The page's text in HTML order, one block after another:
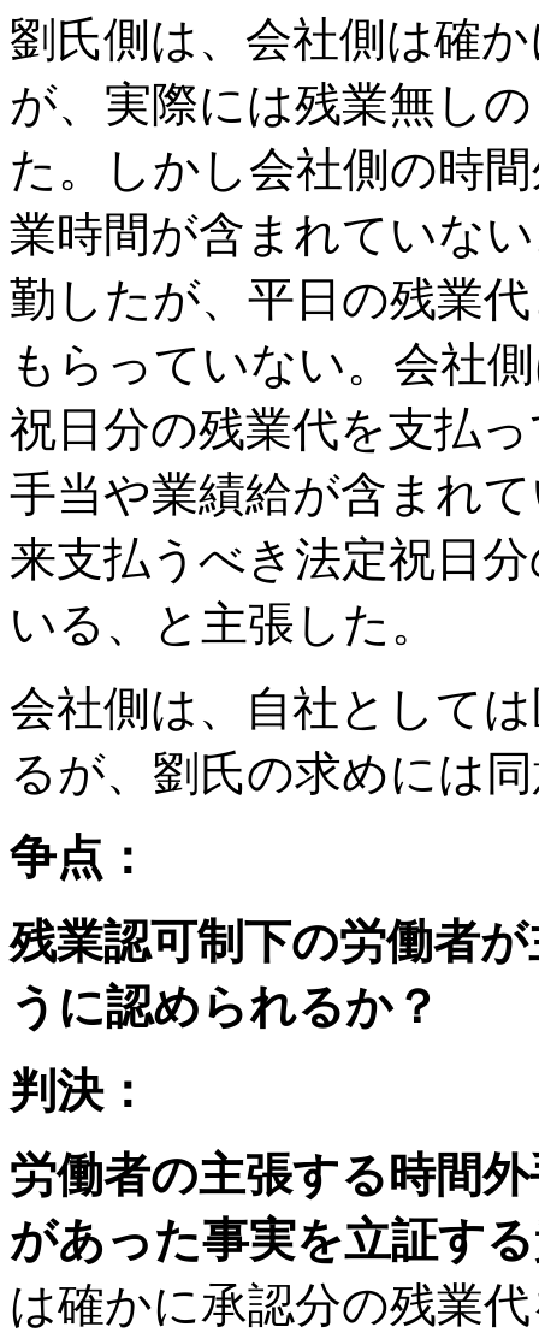
劉氏側は、会社側は確
が、実際には残業無し
た。しかし会社側の時
業時間が含まれていな
勤したが、平日の残業
もらっていない。会社
祝日分の残業代を支払
手当や業績給が含まれ
来支払うべき法定祝日
いる、と主張した。
会社側は、自社として
るが、劉氏の求めには
争点：
残業認可制下の労働者
うに認められるか？
判決：
労働者の主張する時間
があった事実を立証す
は確かに承認分の残業